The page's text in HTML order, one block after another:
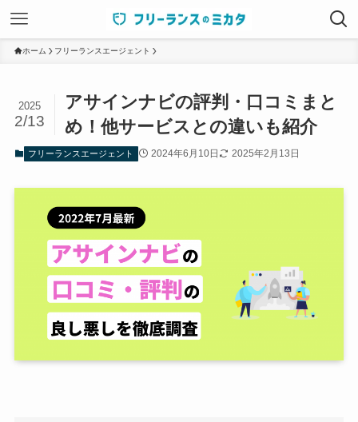
ホーム フリーランスエージェント
アサインナビの評判・口コミまと
め！他サービスとの違いも紹介
2025
2/13
フリーランスエージェント 2024年6月10日 2025年2月13日